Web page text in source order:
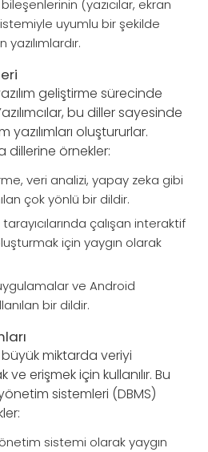
(yazıcılar, ekran
uyumlu bir şekilde
yazılımlardır.
geliştirme sürecinde
bu diller sayesinde
oluştururlar.
örnekler:
veri analizi, yapay zeka gibi
çok yönlü bir dildir.
çalışan interaktif
için yaygın olarak
ve Android
bir dildir.
büyük miktarda veriyi
erişmek için kullanılır. Bu
sistemleri (DBMS)
sistemi olarak yaygın